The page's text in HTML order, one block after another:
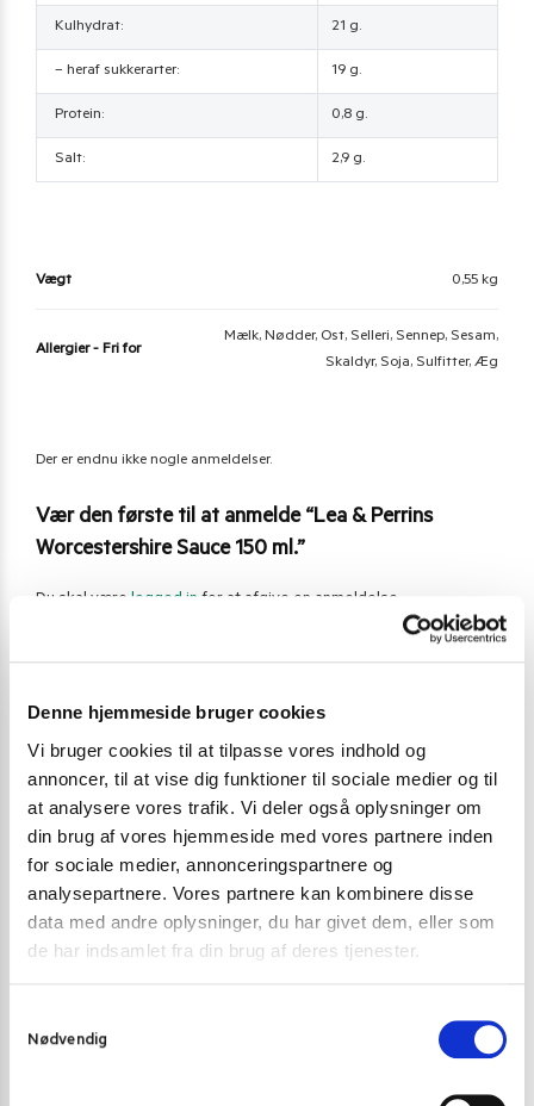
Denne hjemmeside bruger cookies
Vi bruger cookies til at tilpasse vores indhold og
annoncer, til at vise dig funktioner til sociale medier og til
at analysere vores trafik. Vi deler også oplysninger om
din brug af vores hjemmeside med vores partnere inden
for sociale medier, annonceringspartnere og
analysepartnere. Vores partnere kan kombinere disse
data med andre oplysninger, du har givet dem, eller som
de har indsamlet fra din brug af deres tjenester.
Nødvendig
Kulhydrat: 21 g.
– heraf sukkerarter: 19 g.
Protein: 0,8 g.
Salt: 2,9 g.
Vægt 0,55 kg
Allergier - Fri for
Mælk, Nødder, Ost, Selleri, Sennep, Sesam,
Skaldyr, Soja, Sulfitter, Æg
Der er endnu ikke nogle anmeldelser.
Vær den første til at anmelde “Lea & Perrins
Worcestershire Sauce 150 ml.”
Du skal være logged in for at afgive en anmeldelse.
Kategori: Andre saucer
Gode alternativer til dette produkt